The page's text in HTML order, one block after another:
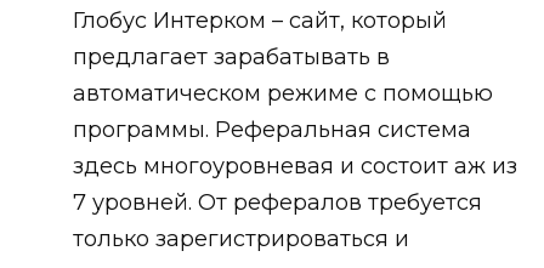
Глобус Интерком – сайт, который
предлагает зарабатывать в
автоматическом режиме с помощью
программы. Реферальная система
здесь многоуровневая и состоит аж из
7 уровней. От рефералов требуется
только зарегистрироваться и